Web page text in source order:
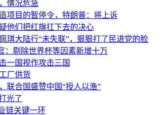
情况危急
项目的暂停令，特朗普：将上诉
他们把红旗扛下去的决心
琪大陆行“未失联”，狠狠打了民进党的脸
：剔除世界杯等因素新增十万
一国视作攻击三国
厂供货
联合国盛赞中国“授人以渔”
光了
链关键一环